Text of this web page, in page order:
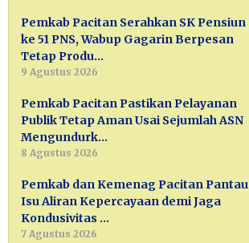
Pemkab Pacitan Serahkan SK Pensiun
ke 51 PNS, Wabup Gagarin Berpesan
Tetap Produ…
9 Agustus 2026
Pemkab Pacitan Pastikan Pelayanan
Publik Tetap Aman Usai Sejumlah ASN
Mengundurk…
8 Agustus 2026
Pemkab dan Kemenag Pacitan Pantau
Isu Aliran Kepercayaan demi Jaga
Kondusivitas …
7 Agustus 2026